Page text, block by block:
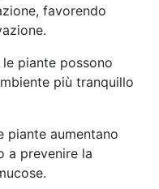
favorendo
piante possono
più tranquillo
piante aumentano
a prevenire la